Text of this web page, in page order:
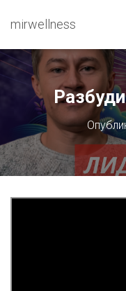
mirwellness